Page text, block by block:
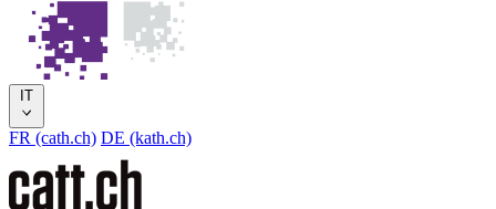
IT
FR (cath.ch) DE (kath.ch)